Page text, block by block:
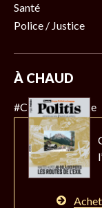
Santé
Police / Justice
À CHAUD
#Climat #Police